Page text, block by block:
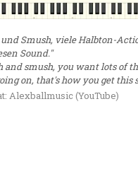
Smush, viele Halbton-
Sound."
and smush, you want lots of
on, that's how you get this
Alexballmusic (YouTube)